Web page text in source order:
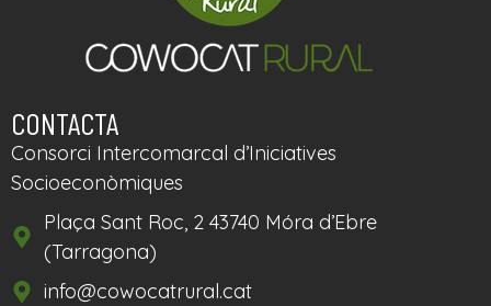
CONTACTA
Consorci Intercomarcal d’Iniciatives
Socioeconòmiques
Plaça Sant Roc, 2 43740 Móra d’Ebre
(Tarragona)
info@cowocatrural.cat